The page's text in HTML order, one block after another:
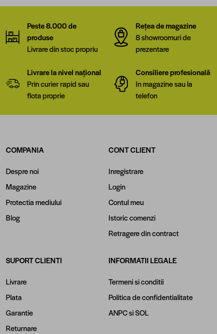
Peste 8.000 de
produse
Livrare din stoc propriu
Rețea de magazine
8 showroomuri de
prezentare
Livrare la nivel național
Prin curier rapid sau
flota proprie
Consiliere profesională
In magazine sau la
telefon
COMPANIA
Despre noi
Magazine
Protectia mediului
Blog
CONT CLIENT
Inregistrare
Login
Contul meu
Istoric comenzi
Retragere din contract
SUPORT CLIENTI
Livrare
Plata
Garantie
Returnare
INFORMATII LEGALE
Termeni si conditii
Politica de confidentialitate
ANPCsiSOL